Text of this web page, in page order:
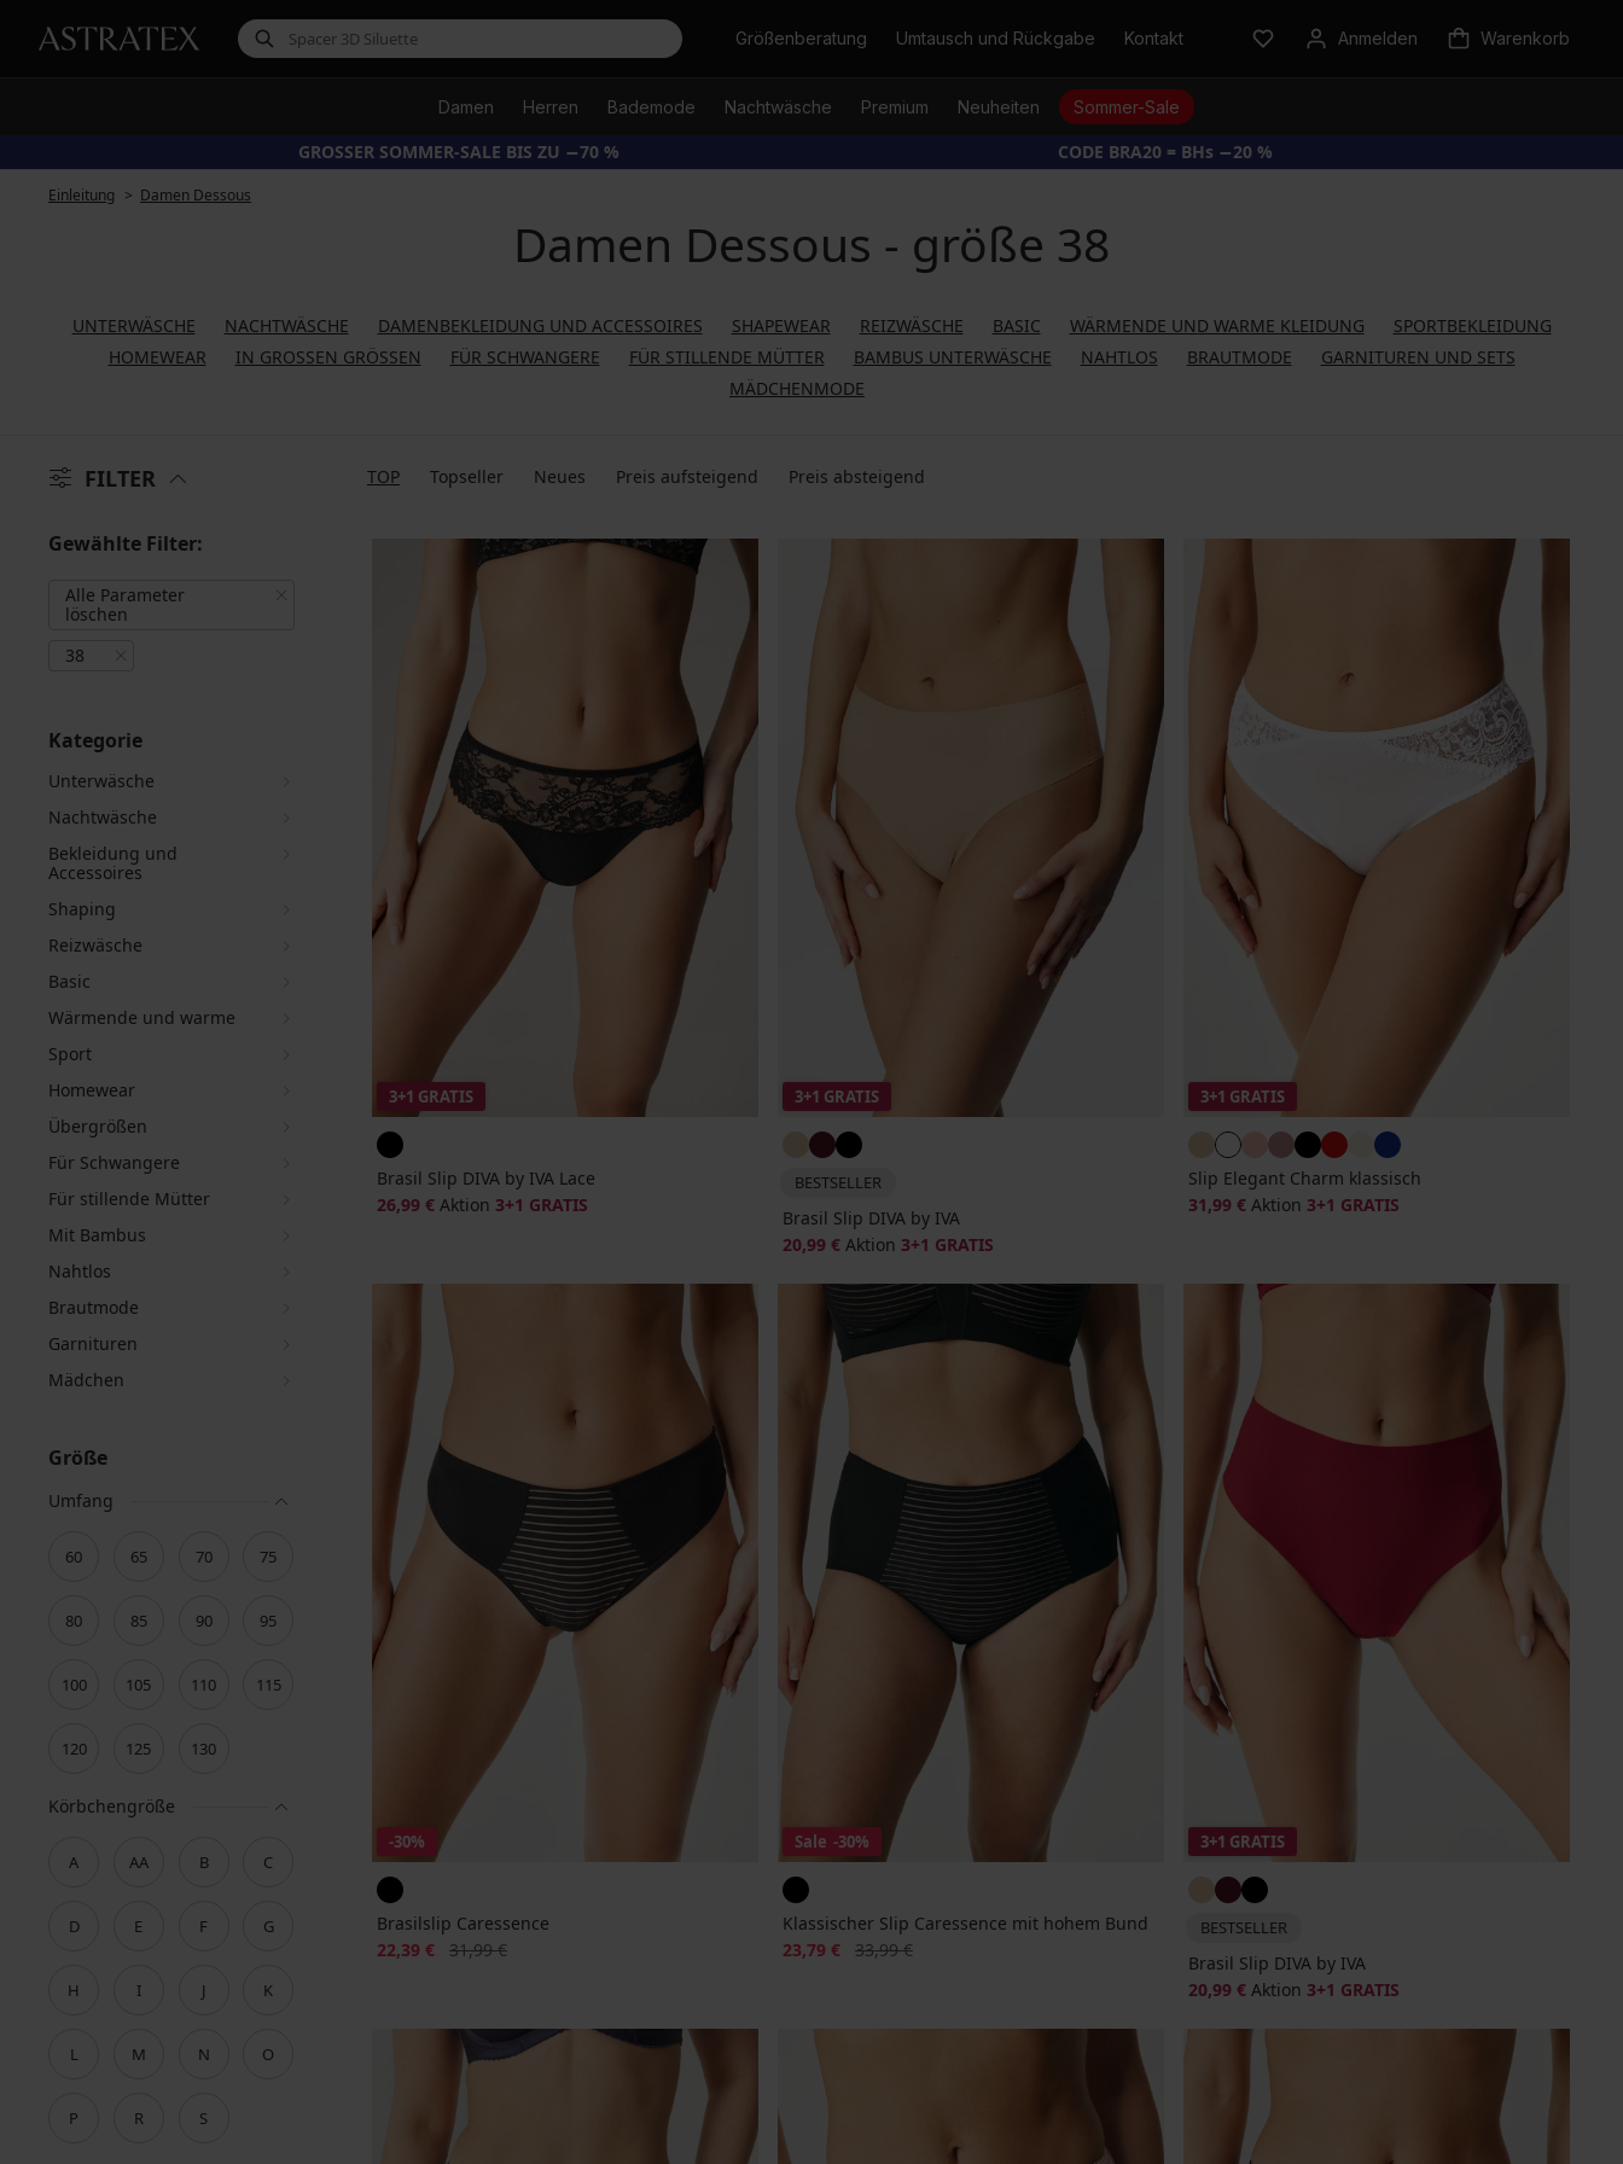
SucheGrößenberatung Umtausch und Rückgabe Kontakt Anmelden Warenkorb
Damen Herren Bademode Nachtwäsche Premium Neuheiten Sommer-Sale
GROSSER SOMMER-SALE BIS ZU −70 % CODE BRA20 = BHs −20 %
Einleitung Damen Dessous
Damen Dessous - größe 38
UNTERWÄSCHE NACHTWÄSCHE DAMENBEKLEIDUNG UND ACCESSOIRES SHAPEWEAR REIZWÄSCHE BASIC WÄRMENDE UND WARME KLEIDUNG
SPORTBEKLEIDUNG
HOMEWEAR
IN GROSSEN GRÖSSEN FÜR SCHWANGERE FÜR STILLENDE MÜTTER BAMBUS UNTERWÄSCHE NAHTLOS BRAUTMODE
GARNITUREN UND SETS
MÄDCHENMODE
FILTER TOP Topseller Neues Preis aufsteigend Preis absteigend
Gewählte Filter:
Alle Parameter
löschen
38
Kategorie
Unterwäsche
Nachtwäsche
Bekleidung und
Accessoires
Shaping
Reizwäsche
Basic
Wärmende und warme
Sport
Homewear
Übergrößen
Für Schwangere
Für stillende Mütter
Mit Bambus
Nahtlos
Brautmode
Garnituren
Mädchen
Größe
Umfang
60 65 70 75
80 85 90 95
100 105 110 115
120 125 130
Körbchengröße
A AA B C
D E F G
H I J K
L M N O
P R S
3+1 GRATIS
Brasil Slip DIVA by IVA Lace
26,99 € Aktion 3+1 GRATIS
3+1 GRATIS
BESTSELLER
Brasil Slip DIVA by IVA
20,99 € Aktion 3+1 GRATIS
3+1 GRATIS
Slip Elegant Charm klassisch
31,99 € Aktion 3+1 GRATIS
-30%
Brasilslip Caressence
Rabatt
22,39 € Alter Preis
31,99 €
Sale -30%
Klassischer Slip Caressence mit hohem Bund
Rabatt
23,79 € Alter Preis
33,99 €
3+1 GRATIS
BESTSELLER
Brasil Slip DIVA by IVA
20,99 € Aktion 3+1 GRATIS